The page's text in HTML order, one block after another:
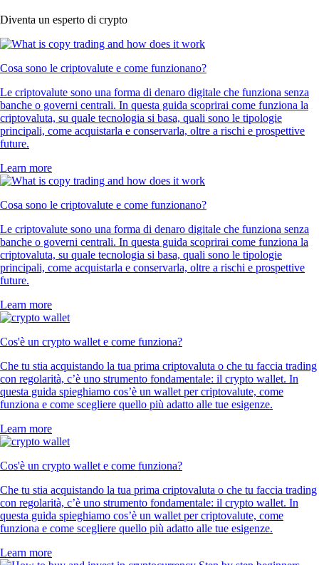
Diventa un esperto di crypto
Cosa sono le criptovalute e come funzionano?
Le criptovalute sono una forma di denaro digitale che funziona senza
banche o governi centrali. In questa guida scoprirai come funziona la
criptovaluta, su quale tecnologia si basa, quali sono le tipologie
principali, come acquistarla e conservarla, oltre a rischi e prospettive
future.
Learn more
Cosa sono le criptovalute e come funzionano?
Le criptovalute sono una forma di denaro digitale che funziona senza
banche o governi centrali. In questa guida scoprirai come funziona la
criptovaluta, su quale tecnologia si basa, quali sono le tipologie
principali, come acquistarla e conservarla, oltre a rischi e prospettive
future.
Learn more
Cos'è un crypto wallet e come funziona?
Che tu stia acquistando la tua prima criptovaluta o che tu faccia trading
con regolarità, c’è uno strumento fondamentale: il crypto wallet. In
questa guida spieghiamo cos’è un wallet per criptovalute, come
funziona e come scegliere quello più adatto alle tue esigenze.
Learn more
Cos'è un crypto wallet e come funziona?
Che tu stia acquistando la tua prima criptovaluta o che tu faccia trading
con regolarità, c’è uno strumento fondamentale: il crypto wallet. In
questa guida spieghiamo cos’è un wallet per criptovalute, come
funziona e come scegliere quello più adatto alle tue esigenze.
Learn more